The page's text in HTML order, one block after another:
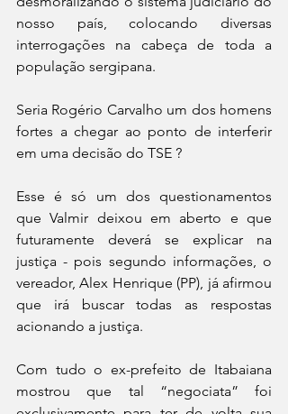
nosso país, colocando diversas
interrogações na cabeça de toda a
população sergipana.
Seria Rogério Carvalho um dos homens
fortes a chegar ao ponto de interferir
em uma decisão do TSE ?
Esse é só um dos questionamentos
que Valmir deixou em aberto e que
futuramente deverá se explicar na
justiça - pois segundo informações, o
vereador, Alex Henrique (PP), já afirmou
que irá buscar todas as respostas
acionando a justiça.
Com tudo o ex-prefeito de Itabaiana
mostrou que tal “negociata” foi